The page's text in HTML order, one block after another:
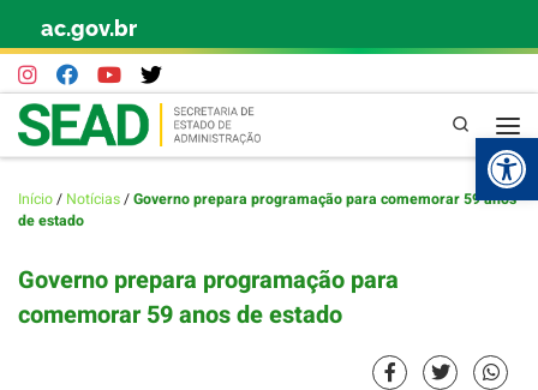
Skip to content
ac.gov.br
Pesquisa
Início/ Notícias/Governo prepara programação para comemorar 59 anos
de estado
Governo prepara programação para
comemorar 59 anos de estado